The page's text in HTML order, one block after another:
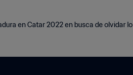
en Catar 2022 en busca de olvidar lo